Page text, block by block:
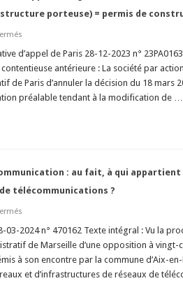
en
serviceporteuse) = permis de
sur
d’urbanisme
pour
rappel,
changement
de
façade
structure
permis
construire
!
d’appel de Paris 28-12-2023 n°
antérieure : La société par
de Paris d’annuler la décision du 18 mars
préalable tendant à la modification de …
: au fait, à qui
télécommunications ?
sur
souterrain
télécommunication
:
au
fait,
03-2024 n° 470162 Texte intégral : Vu la
de Marseille d’une opposition à vingt-
à son encontre par la commune d’Aix-
et d’infrastructures de réseaux de